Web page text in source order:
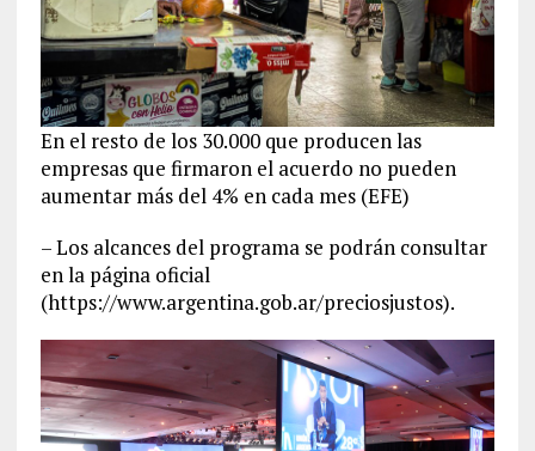
En el resto de los 30.000 que producen las
empresas que firmaron el acuerdo no pueden
aumentar más del 4% en cada mes (EFE)
– Los alcances del programa se podrán consultar
en la página oficial
(https://www.argentina.gob.ar/preciosjustos).